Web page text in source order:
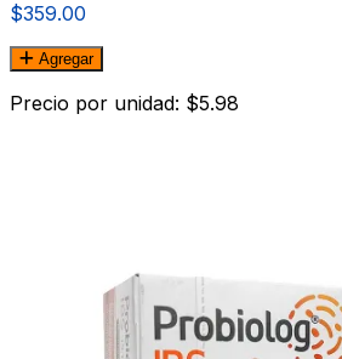
$359.00
Agregar
Precio por unidad: $5.98